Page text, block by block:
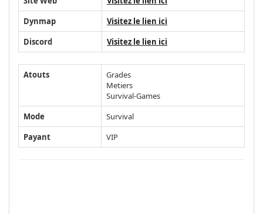
Dynmap
Visitez le lien ici
Discord
Visitez le lien ici
Atouts
Grades
Metiers
Survival-Games
Mode
Survival
Payant
VIP